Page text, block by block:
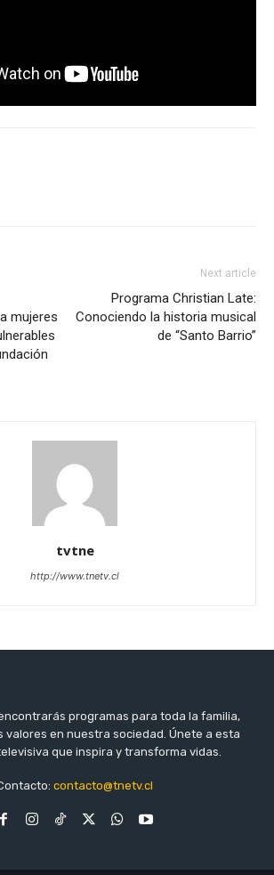
mujeres
Next article
Programa Christian Late:
Conociendo la historia musical
de “Santo Barrio”
tvtne
http://www.tnetv.cl
programas para toda la familia,
valores en nuestra sociedad. Únete a esta
que inspira y transforma vidas.
contacto@tnetv.cl